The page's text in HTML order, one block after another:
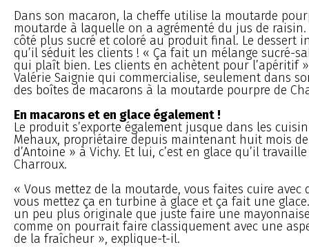
Dans son macaron, la cheffe utilise la moutarde
moutarde à laquelle on a agrémenté du jus de
côté plus sucré et coloré au produit final. Le dessert
qu’il séduit les clients ! « Ça fait un mélange sucré-
qui plaît bien. Les clients en achètent pour l’apéritif
Valérie Saignie qui commercialise, seulement dans
des boîtes de macarons à la moutarde pourpre de
En macarons et en glace également !
Le produit s’exporte également jusque dans les
Mehaux, propriétaire depuis maintenant huit mois
d’Antoine » à Vichy. Et lui, c’est en glace qu’il
Charroux.
« Vous mettez de la moutarde, vous faites cuire avec
vous mettez ça en turbine à glace et ça fait une
un peu plus originale que juste faire une
comme on pourrait faire classiquement avec une
de la fraîcheur », explique-t-il.